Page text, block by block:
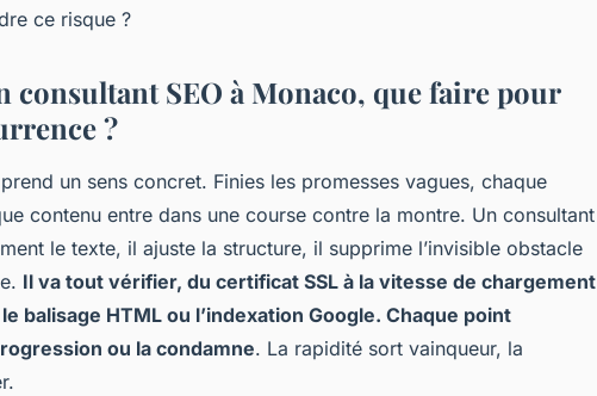
ce risque ?
consultant SEO à Monaco, que faire pour
?
un sens concret. Finies les promesses vagues, chaque
contenu entre dans une course contre la montre. Un consultant
le texte, il ajuste la structure, il supprime l’invisible obstacle
Il va tout vérifier, du certificat SSL à la vitesse de chargement
balisage HTML ou l’indexation Google. Chaque point
ou la condamne. La rapidité sort vainqueur, la